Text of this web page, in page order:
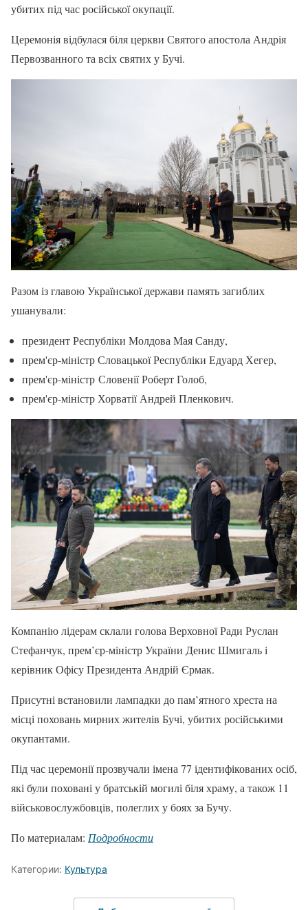
убитих під час російської окупації.
Церемонія відбулася біля церкви Святого апостола Андрія
Первозванного та всіх святих у Бучі.
Разом із главою Української держави память загиблих
ушанували:
президент Республіки Молдова Мая Санду,
прем'єр-міністр Словацької Республіки Едуард Хегер,
прем'єр-міністр Словенії Роберт Голоб,
прем'єр-міністр Хорватії Андрей Пленкович.
Компанію лідерам склали голова Верховної Ради Руслан
Стефанчук, прем’єр-міністр України Денис Шмигаль і
керівник Офісу Президента Андрій Єрмак.
Присутні встановили лампадки до пам’ятного хреста на
місці поховань мирних жителів Бучі, убитих російськими
окупантами.
Під час церемонії прозвучали імена 77 ідентифікованих осіб,
які були поховані у братській могилі біля храму, а також 11
військовослужбовців, полеглих у боях за Бучу.
По материалам: Подробности
Категории: Культура